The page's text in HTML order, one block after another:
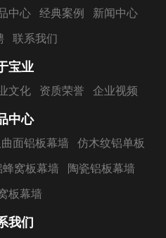
中心 经典案例 新闻中心
联系我们
宝业
文化 资质荣誉 企业视频
中心
曲面铝板幕墙 仿木纹铝单板
蜂窝板幕墙 陶瓷铝板幕墙
板幕墙
我们